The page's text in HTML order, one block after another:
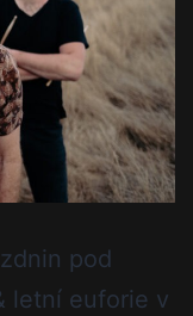
pod
letní euforie v